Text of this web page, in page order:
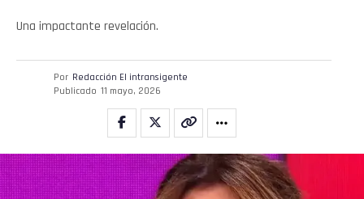
Una impactante revelación.
Por Redacción El intransigente
Publicado 11 mayo, 2026